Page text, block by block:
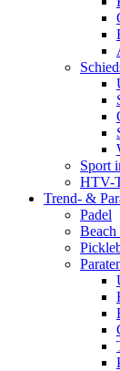
Sport
HTV-
Trend- &
Padel
Beach